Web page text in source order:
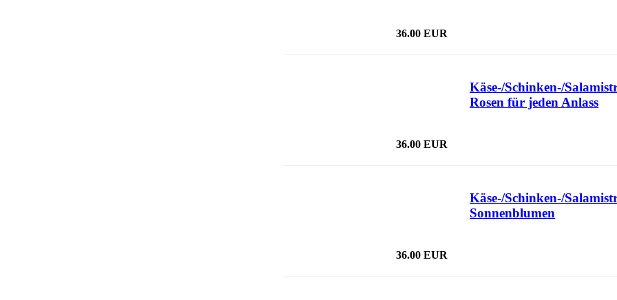
36.00 EUR
Käse-/Schinken-/
Rosen für jeden Anlass
36.00 EUR
Käse-/Schinken-/
Sonnenblumen
36.00 EUR